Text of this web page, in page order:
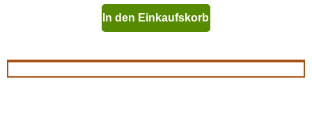
In den Einkaufskorb